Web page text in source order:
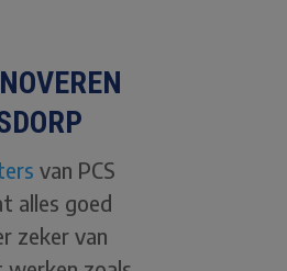
van PCS
alles goed
zeker van